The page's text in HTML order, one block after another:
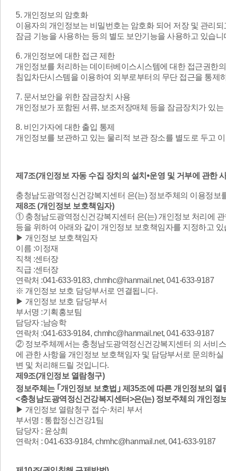
5. 개인정보의 암호화
이용자의 개인정보는 비밀번호는 암호화 되어 저장 및 관리
잠금 기능을 사용하는 등의 별도 보안기능을 사용하고 있습니
6. 개인정보에 대한 접근 제한
개인정보를 처리하는 데이터베이스시스템에 대한 접근권한
침입차단시스템을 이용하여 외부로부터의 무단 접근을 통제
7. 문서보안을 위한 잠금장치 사용
개인정보가 포함된 서류, 보조저장매체 등을 잠금장치가 있
8. 비인가자에 대한 출입 통제
개인정보를 보관하고 있는 물리적 보관 장소를 별도로 두고
제7조(개인정보 자동 수집 장치의 설치•운영 및 거부에 관한
충청남도광역정신건강복지센터 은(는) 정보주체의 이용정보
제8조 (개인정보 보호책임자)
① 충청남도광역정신건강복지센터 은(는) 개인정보 처리에
등을 위하여 아래와 같이 개인정보 보호책임자를 지정하고 있
▶ 개인정보 보호책임자
이름 :이정재
직책 :센터장
직급 :센터장
연락처 :041-633-9183, chmhc@hanmail.net, 041-633-9187
※ 개인정보 보호 담당부서로 연결됩니다.
▶ 개인정보 보호 담당부서
부서명 :기획홍보팀
담당자 :남승학
연락처 :041-633-9184, chmhc@hanmail.net, 041-633-9187
② 정보주체께서는 충청남도광역정신건강복지센터 의 서비
에 관한 사항을 개인정보 보호책임자 및 담당부서로 문의하
변 및 처리해드릴 것입니다.
제9조(개인정보 열람청구)
정보주체는 ｢개인정보 보호법｣ 제35조에 따른 개인정보의
<충청남도광역정신건강복지센터>은(는) 정보주체의 개인정
▶ 개인정보 열람청구 접수·처리 부서
부서명 : 통합정신건강1팀
담당자 : 윤상희
연락처 : 041-633-9184, chmhc@hanmail.net, 041-633-9187